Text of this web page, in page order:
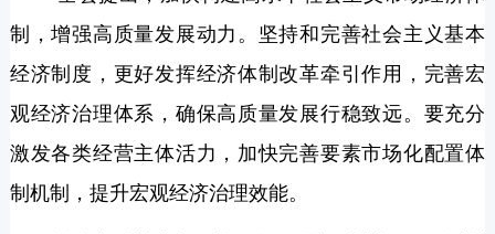
制，增强高质量发展动力。坚持和完善社会主义基本
经济制度，更好发挥经济体制改革牵引作用，完善宏
观经济治理体系，确保高质量发展行稳致远。要充分
激发各类经营主体活力，加快完善要素市场化配置体
制机制，提升宏观经济治理效能。